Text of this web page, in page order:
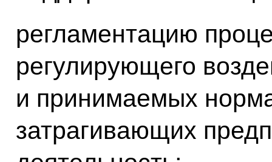
регламентацию
регулирующего
и принимаемых
затрагивающих